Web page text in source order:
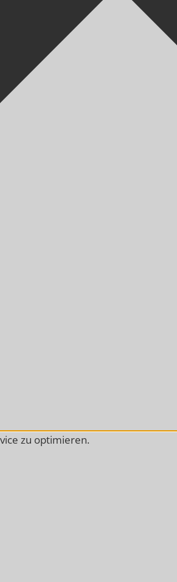
zu optimieren.